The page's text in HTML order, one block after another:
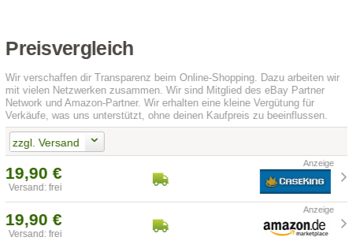
Preisvergleich
Wir verschaffen dir Transparenz beim Online-Shopping. Dazu arbeiten wir
mit vielen Netzwerken zusammen. Wir sind Mitglied des eBay Partner
Network und Amazon-Partner. Wir erhalten eine kleine Vergütung für
Verkäufe, was uns unterstützt, ohne deinen Kaufpreis zu beeinflussen.
zzgl. Versand
19,90 €
Versand: frei
19,90 €
Versand: frei